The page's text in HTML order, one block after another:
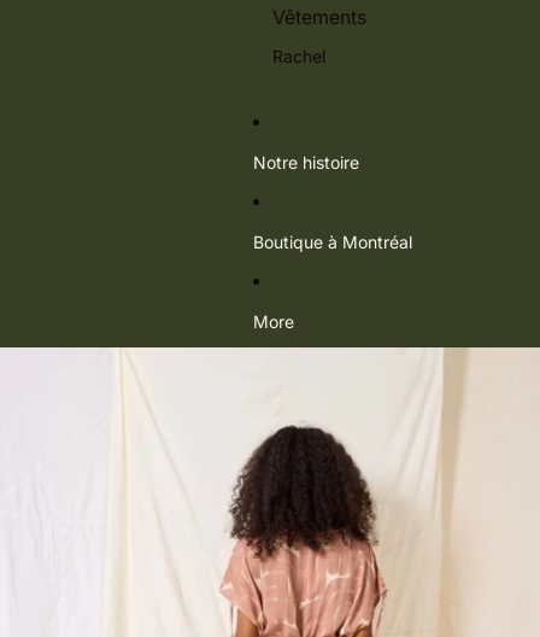
Vêtements
Rachel
Notre histoire
Boutique à Montréal
More
Passer aux informations sur le produit